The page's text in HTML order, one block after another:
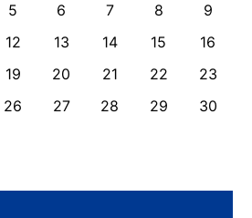
5 6 7 8
9
12 13 14 15
16
19 20 21 22
23
26 27 28 29
30